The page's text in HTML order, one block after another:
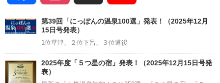
Channel
第39回「にっぽんの温泉100選」発表！（2025年12月
15日号発表）
1位草津、２位下呂、３位道後
2025年度「５つ星の宿」発表！（2025年12月15日号発
表）